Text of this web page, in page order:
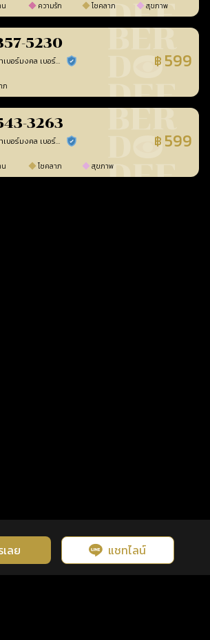
น ความรัก โชคลาภ สุขภาพ
5230
อภิญญาเบอร์มงคล เบอร์สวยเลขศาสตร์ ร้านยืนยันแล้ว ฿ 599
ภ
3263
อภิญญาเบอร์มงคล เบอร์สวยเลขศาสตร์ ร้านยืนยันแล้ว ฿ 599
น โชคลาภ สุขภาพ
เลย แชทไลน์
เพื่อเพิ่มประสิทธิภาพและประสบการณ์ที่ดี
ไซต์ นโยบายความเป็นส่วนตัว
วะชีวิต คลิกดูดวงฟรี